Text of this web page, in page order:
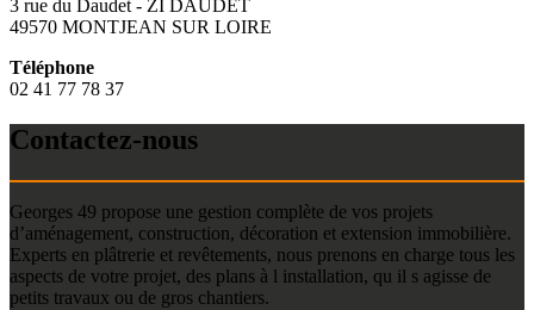
3 rue du Daudet - ZI DAUDET
49570 MONTJEAN SUR LOIRE
Téléphone
02 41 77 78 37
Contactez-nous
Georges 49 propose une gestion complète de vos projets
d’aménagement, construction, décoration et extension immobilière.
Experts en plâtrerie et revêtements, nous prenons en charge tous les
aspects de votre projet, des plans à l installation, qu il s agisse de
petits travaux ou de gros chantiers.